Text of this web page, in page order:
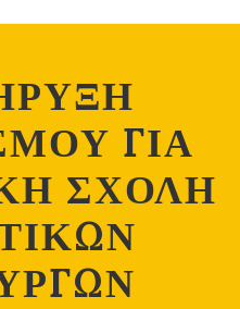
ΓΙΑ
ΣΧΟΛΗ